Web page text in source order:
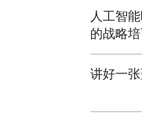
人工智
的战略
讲好一